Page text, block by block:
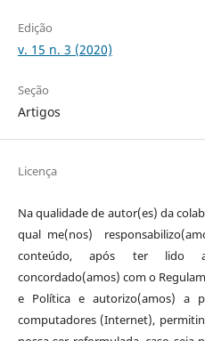
Edição
v. 15 n. 3 (2020)
Seção
Artigos
Licença
Na qualidade de autor(es) da
qual me(nos)
conteúdo, após ter lido
concordado(amos) com o
e Política e autorizo(amos) a
computadores (Internet),